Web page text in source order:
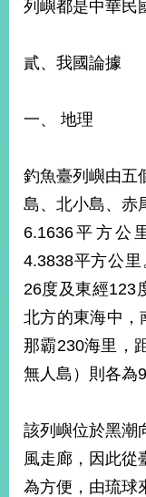
和
護
回
站
導
覽
關
於
部
新
聞
中
心
交
訊
列嶼都是中華民
貳、我國論據
一、 地理
釣魚臺列嶼由五
島、北小島、赤
6.1636平方公
4.3838平方公
26度及東經123
北方的東海中，
那霸230海里，
無人島）則各為
該列嶼位於黑潮
風走廊，因此從
為方便，由琉球